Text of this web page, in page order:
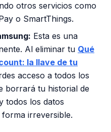
otros servicios como
o SmartThings.
Esta es una
Al eliminar tu Qué
la llave de tu
acceso a todos los
borrará tu historial de
todos los datos
irreversible.